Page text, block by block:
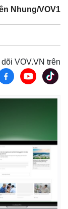
Nhung/VOV1
VOV.VN trên